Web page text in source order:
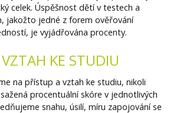
celek. Úspěšnost dětí v testech a
jakožto jedné z forem ověřování
je vyjádřována procenty.
KE STUDIU
na přístup a vztah ke studiu, nikoli
procentuální skóre v jednotlivých
snahu, úsilí, míru zapojování se